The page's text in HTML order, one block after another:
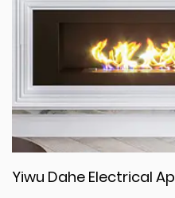
Yiwu Dahe Electrical